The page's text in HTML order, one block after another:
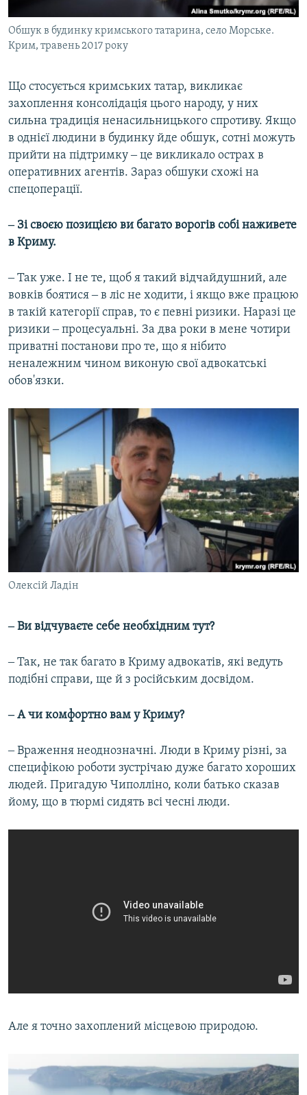
Обшук в будинку кримського татарина, село Морське.
Крим, травень 2017 року
Що стосується кримських татар, викликає
захоплення консолідація цього народу, у них
сильна традиція ненасильницького спротиву. Якщо
в однієї людини в будинку йде обшук, сотні можуть
прийти на підтримку ‒ це викликало острах в
оперативних агентів. Зараз обшуки схожі на
спецоперації.
‒ Зі своєю позицією ви багато ворогів собі наживете
в Криму.
‒ Так уже. І не те, щоб я такий відчайдушний, але
вовків боятися ‒ в ліс не ходити, і якщо вже працюю
в такій категорії справ, то є певні ризики. Наразі це
ризики ‒ процесуальні. За два роки в мене чотири
приватні постанови про те, що я нібито
неналежним чином виконую свої адвокатські
обов'язки.
Олексій Ладін
‒ Ви відчуваєте себе необхідним тут?
‒ Так, не так багато в Криму адвокатів, які ведуть
подібні справи, ще й з російським досвідом.
‒ А чи комфортно вам у Криму?
‒ Враження неоднозначні. Люди в Криму різні, за
специфікою роботи зустрічаю дуже багато хороших
людей. Пригадую Чиполліно, коли батько сказав
йому, що в тюрмі сидять всі чесні люди.
Але я точно захоплений місцевою природою.